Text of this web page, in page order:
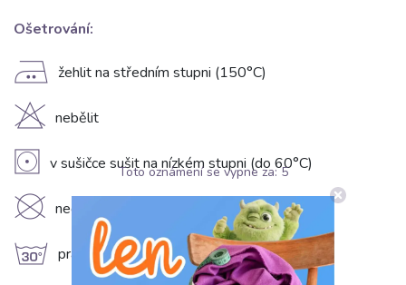
Ošetrování:
E žehlit na středním stupni (150°C)
H nebělit
V v sušičce sušit na nízkém stupni (do 60°C)
K nečistit chemicky
g prát na 30°C
Toto oznámení se vypne za:5